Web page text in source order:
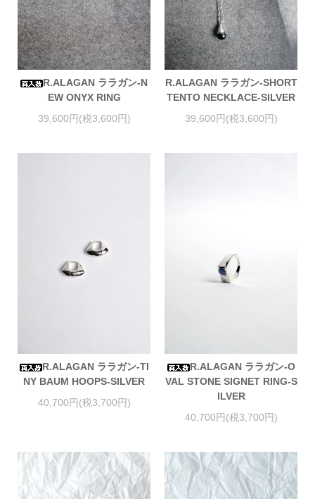
R.ALAGAN ララガン-N
EW ONYX RING
39,600円(税3,600円)
R.ALAGAN ララガン-SHORT
TENTO NECKLACE-SILVER
39,600円(税3,600円)
R.ALAGAN ララガン-TI
NY BAUM HOOPS-SILVER
40,700円(税3,700円)
R.ALAGAN ララガン-O
VAL STONE SIGNET RING-S
ILVER
40,700円(税3,700円)